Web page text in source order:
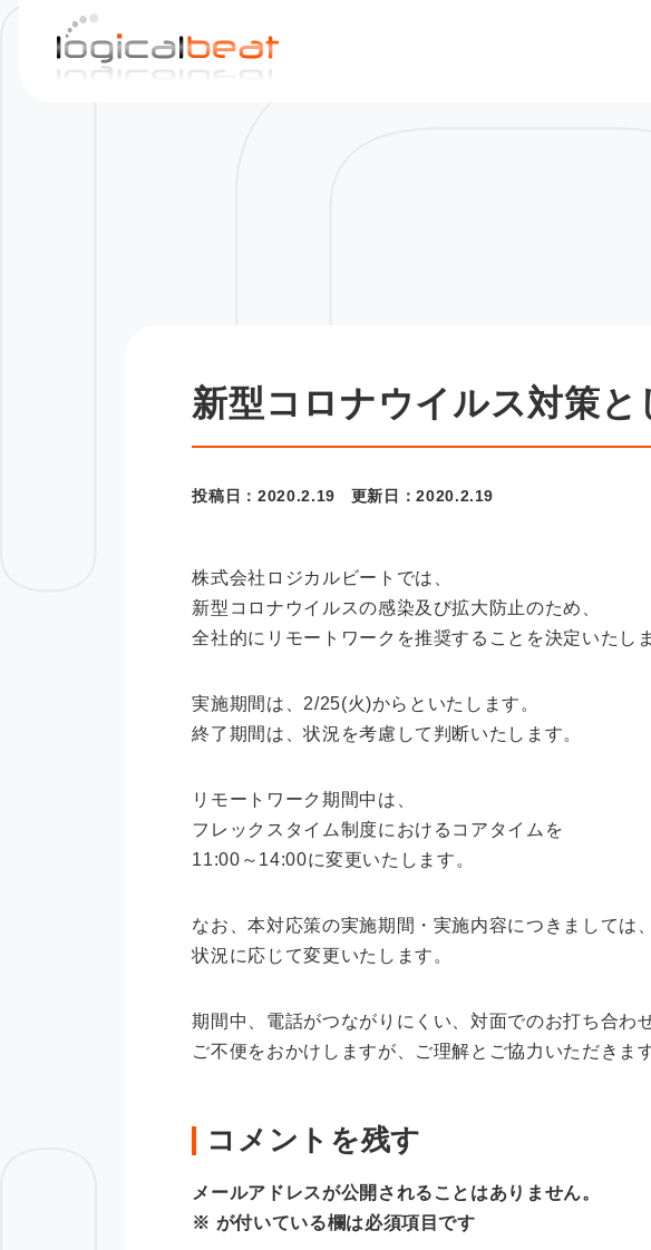
新型コロナウイルス対策
投稿日：2020.2.19 更新日：2020.2.19
株式会社ロジカルビートでは、
新型コロナウイルスの感染及び拡大防止のため、
全社的にリモートワークを推奨することを決定いたし
実施期間は、2/25(火)からといたします。
終了期間は、状況を考慮して判断いたします。
リモートワーク期間中は、
フレックスタイム制度におけるコアタイムを
11:00～14:00に変更いたします。
なお、本対応策の実施期間・実施内容につきましては、
状況に応じて変更いたします。
期間中、電話がつながりにくい、対面でのお打ち合わ
ご不便をおかけしますが、ご理解とご協力いただきま
コメントを残す
メールアドレスが公開されることはありません。
※ が付いている欄は必須項目です